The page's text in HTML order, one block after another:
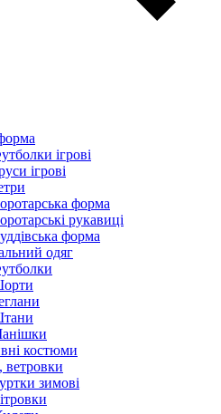
ігрові
ігрові
форма
рукавиці
форма
одяг
костюми
ветровки
зимові